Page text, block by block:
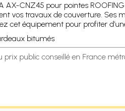
AX-CNZ45 pour pointes
vos travaux de couverture. Ses
cet équipement pour profiter
bitumés
prix public conseillé en France